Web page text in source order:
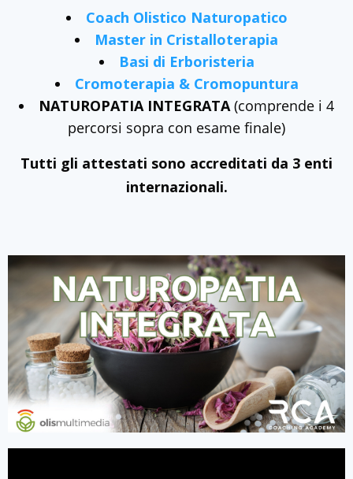
Coach Olistico Naturopatico
Master in Cristalloterapia
Basi di Erboristeria
Cromoterapia & Cromopuntura
NATUROPATIA INTEGRATA(comprende i 4
percorsi sopra con esame finale)
Tutti gli attestati sono accreditati da 3 enti
internazionali.